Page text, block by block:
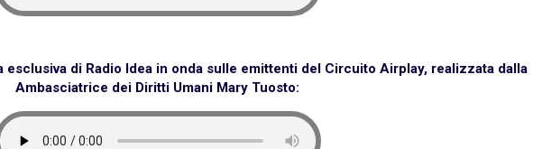
esclusiva di Radio Idea in onda sulle emittenti del Circuito Airplay, realizzata dalla
Ambasciatrice dei Diritti Umani Mary Tuosto: